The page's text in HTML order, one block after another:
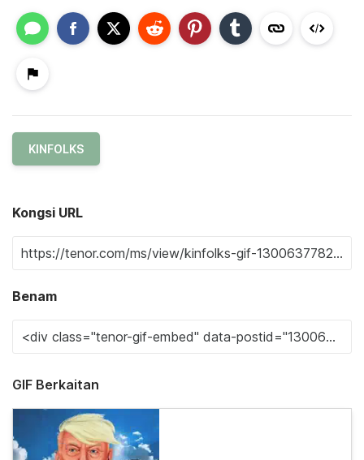
KINFOLKS
Kongsi URL
Benam
GIF Berkaitan